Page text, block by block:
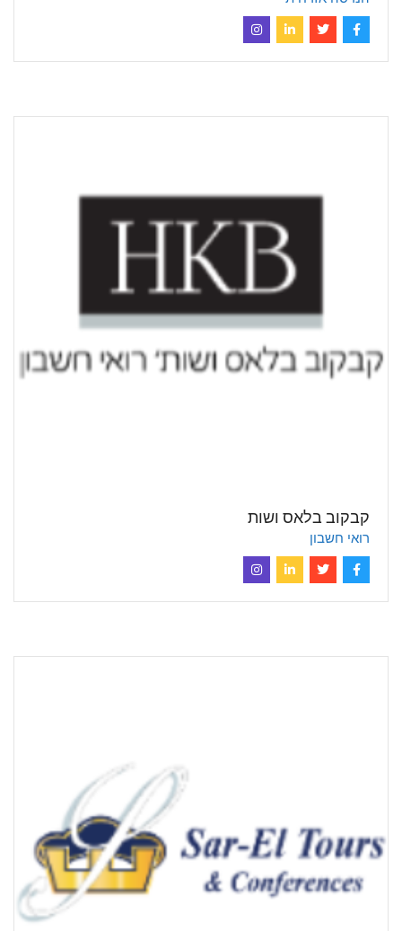
קבקוב בלאס ושות
רואי חשבון